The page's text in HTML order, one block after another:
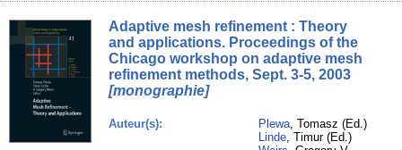
Adaptive mesh refinement : Theory
and applications. Proceedings of the
Chicago workshop on adaptive mesh
refinement methods, Sept. 3-5, 2003
[monographie]
Auteur(s): Plewa, Tomasz (Ed.)
Linde, Timur (Ed.)